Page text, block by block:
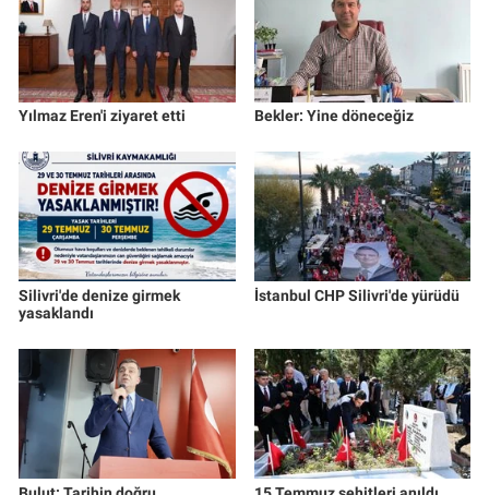
Yılmaz Eren'i ziyaret etti Bekler: Yine döneceğiz
Silivri'de denize girmek
yasaklandı
İstanbul CHP Silivri'de yürüdü